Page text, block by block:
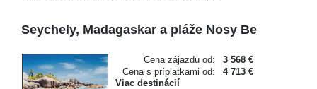
Seychely, Madagaskar a pláže Nosy Be
Cena zájazdu od:
3 568 €
Cena s príplatkami od:
4 713 €
Viac destinácií